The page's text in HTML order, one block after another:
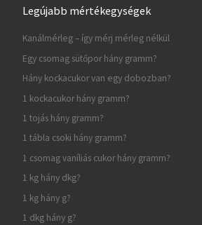
Legújabb mértékegységek
Kanálmérleg – így mérj mérleg nélkül
Egy csomag sütőpor hány gramm?
Hány kockacukor van egy dobozban?
1 kockacukor hány gramm?
1 tojás hány gramm?
1 tábla csoki hány gramm?
1 csomag vaníliás cukor hány gramm?
1 kg hány dkg?
1 kg hány g?
1 dkg hány g?